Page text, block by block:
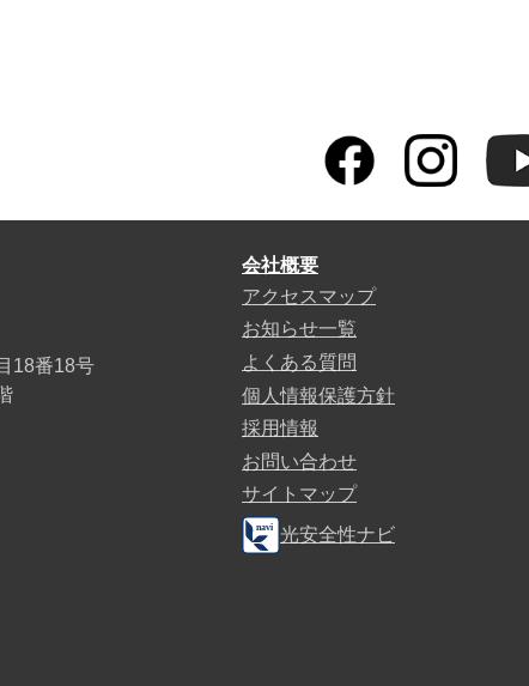
会社概要
アクセスマップ
お知らせ一覧
よくある質問
個人情報保護方針
採用情報
お問い合わせ
サイトマップ
光安全性ナビ
18番18号